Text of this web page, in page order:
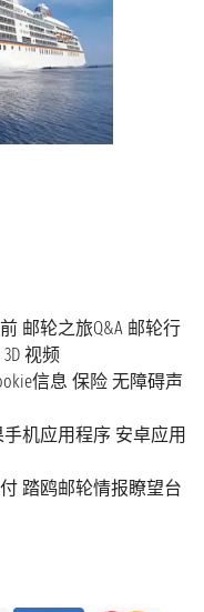
邮轮之旅Q&A 邮轮行
3D 视频
信息 保险 无障碍声
手机应用程序 安卓应用
踏鸥邮轮情报瞭望台